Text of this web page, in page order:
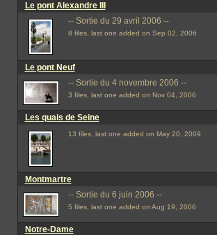
Le pont Alexandre III
-- Sortie du 29 avril 2006 --
8 files, last one added on Sep 02, 2006
Le pont Neuf
-- Sortie du 4 novembre 2006 --
3 files, last one added on Nov 04, 2006
Les quais de Seine
13 files, last one added on May 20, 2009
Montmartre
-- Sortie du 6 juin 2006 --
5 files, last one added on Aug 19, 2006
Notre-Dame